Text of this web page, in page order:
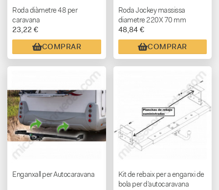
Roda diàmetre 48 per
caravana
23,22 €
COMPRAR
Roda Jockey massissa
diametre 220X 70 mm
48,84 €
COMPRAR
Enganxall per Autocaravana
Kit de rebaix per a enganxi de
bola per d’autocaravana